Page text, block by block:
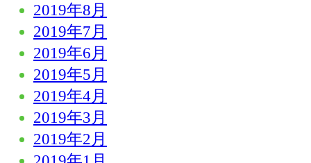
2019年8月
2019年7月
2019年6月
2019年5月
2019年4月
2019年3月
2019年2月